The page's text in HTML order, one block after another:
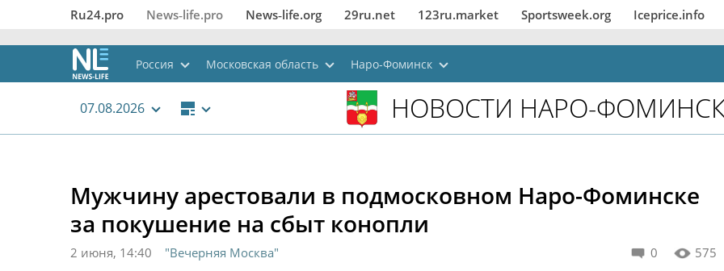
Ru24.pro News‑life.pro News‑life.org 29ru.net 123ru.market Sportsweek.org Iceprice.info
Россия Московская область Наро-Фоминск
07.08.2026 НОВОСТИ НАРО-
Мужчину арестовали в подмосковном Наро-Фоминске
за покушение на сбыт конопли
0 575
2 июня, 14:40
"Вечерняя Москва"